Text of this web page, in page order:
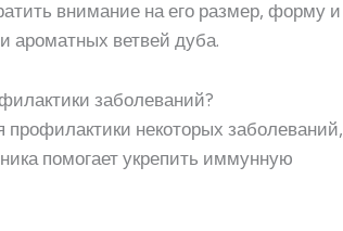
внимание на его размер, форму и
ароматных ветвей дуба.
заболеваний?
некоторых заболеваний,
помогает укрепить иммунную